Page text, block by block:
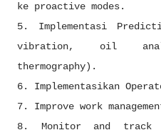
ke proactive modes.
5. Implementasi
vibration, oil
thermography).
6. Implementasikan
7. Improve work
8. Monitor and track